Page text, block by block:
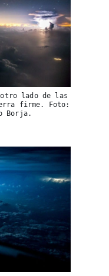
lado de las
firme. Foto:
Borja.